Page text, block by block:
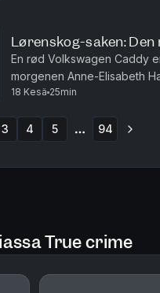
Lørenskog-saken: Den
En rød Volkswagen Caddy
morgenen Anne-Elisabeth
den der? Krimkommentator
18 Kesä 25min
3 4 5 94
True crime